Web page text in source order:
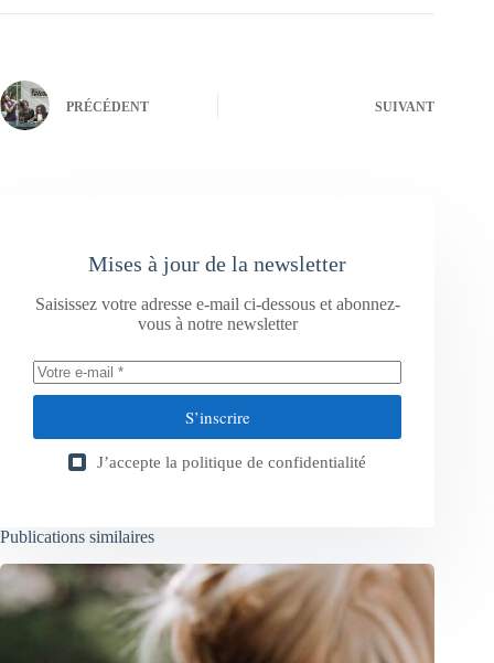
PRÉCÉDENT SUIVANT
Mises à jour de la newsletter
Saisissez votre adresse e-mail ci-dessous et abonnez-
vous à notre newsletter
S’inscrire
J’accepte la politique de confidentialité
Publications similaires